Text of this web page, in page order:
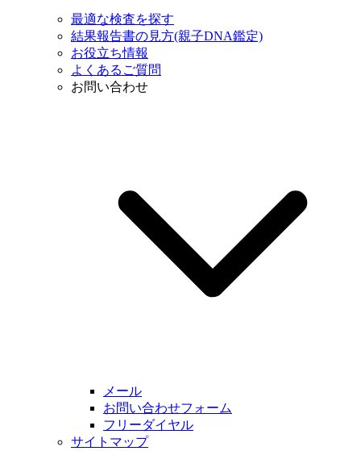
最適な検査を探す
結果報告書の見方(親子DNA鑑定)
お役立ち情報
よくあるご質問
お問い合わせ
メール
お問い合わせフォーム
フリーダイヤル
サイトマップ